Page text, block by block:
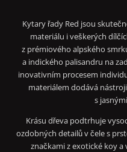
Kytary řady Red jsou
materiálu i veškerých
z prémiového alpského
a indického palisandru na
inovativním procesem
materiálem dodává nástroji
s
Krásu dřeva podtrhuje
ozdobných detailů v čele s
značkami z exotické koy